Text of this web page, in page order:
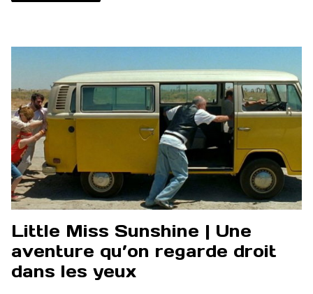
Little Miss Sunshine | Une
aventure qu’on regarde droit
dans les yeux